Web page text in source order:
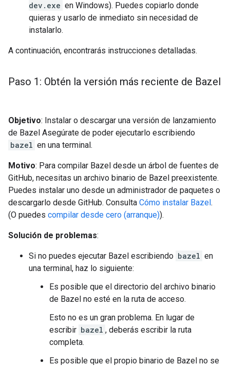
dev.exe en Windows). Puedes copiarlo donde
quieras y usarlo de inmediato sin necesidad de
instalarlo.
A continuación, encontrarás instrucciones detalladas.
Paso 1: Obtén la versión más reciente de Bazel
Objetivo: Instalar o descargar una versión de lanzamiento
de Bazel Asegúrate de poder ejecutarlo escribiendo
bazel en una terminal.
Motivo: Para compilar Bazel desde un árbol de fuentes de
GitHub, necesitas un archivo binario de Bazel preexistente.
Puedes instalar uno desde un administrador de paquetes o
descargarlo desde GitHub. Consulta Cómo instalar Bazel.
(O puedes compilar desde cero (arranque)).
Solución de problemas:
Si no puedes ejecutar Bazel escribiendo bazel en
una terminal, haz lo siguiente:
Es posible que el directorio del archivo binario
de Bazel no esté en la ruta de acceso.
Esto no es un gran problema. En lugar de
escribir bazel , deberás escribir la ruta
completa.
Es posible que el propio binario de Bazel no se